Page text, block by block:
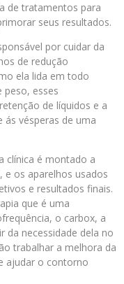
de tratamentos para
seus resultados.
por cuidar da
de redução
ela lida em todo
peso, esses
de líquidos e a
ás vésperas de uma
clínica é montado a
e os aparelhos usados
e resultados finais.
que é uma
o carbox, a
da necessidade dela no
trabalhar a melhora da
ajudar o contorno